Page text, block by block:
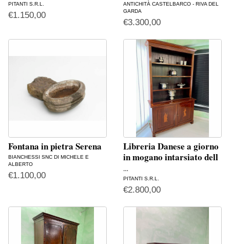
PITANTI S.R.L.
€1.150,00
ANTICHITÀ CASTELBARCO - RIVA DEL
GARDA
€3.300,00
Fontana in pietra Serena
BIANCHESSI SNC DI MICHELE E
ALBERTO
€1.100,00
Libreria Danese a giorno
in mogano intarsiato dell
…
PITANTI S.R.L.
€2.800,00